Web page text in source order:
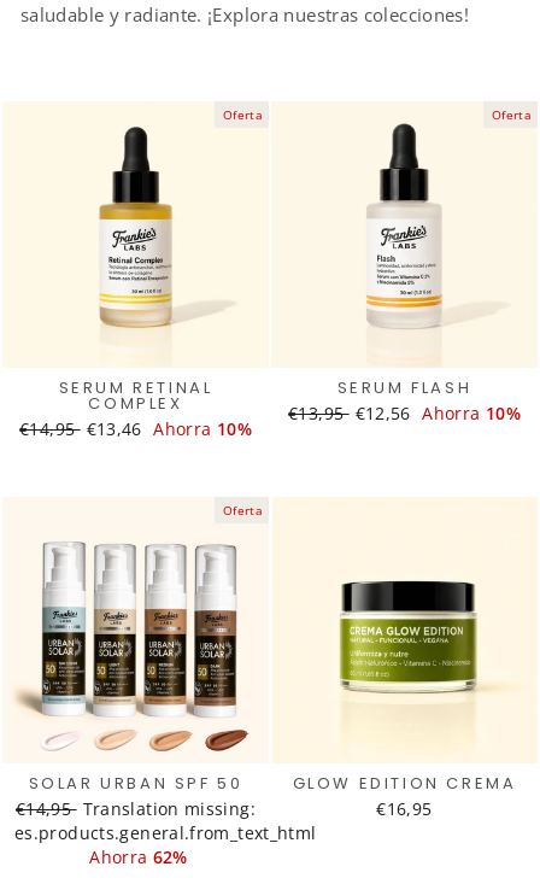
saludable y radiante. ¡Explora nuestras colecciones!
Oferta
SERUM RETINAL
COMPLEX
Translation
€14,95 Translation
€13,46 Ahorra 10%
Oferta
SERUM FLASH
Translation
€13,95 Translation
€12,56 Ahorra 10%
Oferta
SOLAR URBAN SPF 50
Translation
missing:
es.products.general.regular_price
€14,95 Translation
missing:
es.products.general.sale_price
Translation missing:
es.products.general.from_text_html
Ahorra 62%
GLOW EDITION CREMA
€16,95